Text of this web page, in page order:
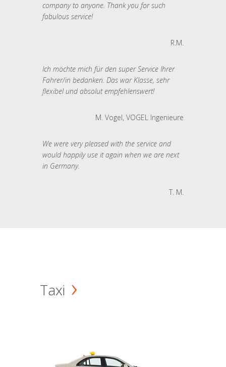
company to anyone. Thank you for such
fabulous service!
R.M.
Ich möchte mich für den super Service Ihrer
Fahrer/in bedanken. Das war Klasse, sehr
flexibel und absolut empfehlenswert!
M. Vogel, VOGEL Ingenieure
We were very pleased with the service and
would happily use it again when we are next
in Germany.
T. M.
Taxi